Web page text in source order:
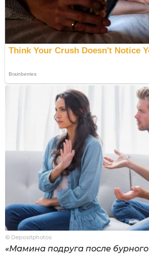
© Depositphotos
«Мамина подруга после бурного